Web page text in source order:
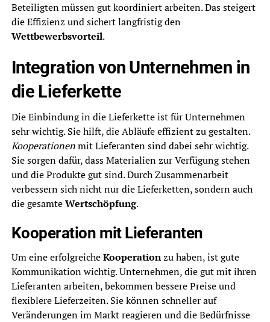
Beteiligten müssen gut koordiniert arbeiten. Das steigert
die Effizienz und sichert langfristig den
Wettbewerbsvorteil.
Integration von Unternehmen in
die Lieferkette
Die Einbindung in die Lieferkette ist für Unternehmen
sehr wichtig. Sie hilft, die Abläufe effizient zu gestalten.
Kooperationenmit Lieferanten sind dabei sehr wichtig.
Sie sorgen dafür, dass Materialien zur Verfügung stehen
und die Produkte gut sind. Durch Zusammenarbeit
verbessern sich nicht nur die Lieferketten, sondern auch
die gesamteWertschöpfung.
Kooperation mit Lieferanten
Um eine erfolgreicheKooperationzu haben, ist gute
Kommunikation wichtig. Unternehmen, die gut mit ihren
Lieferanten arbeiten, bekommen bessere Preise und
flexiblere Lieferzeiten. Sie können schneller auf
Veränderungen im Markt reagieren und die Bedürfnisse